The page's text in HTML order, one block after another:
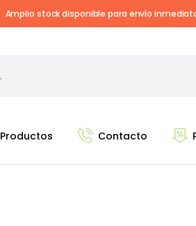
Amplio stock disponible para envío
Productos Contacto